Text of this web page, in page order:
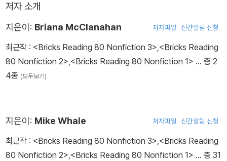
저자 소개
지은이: Briana McClanahan 저자파일 신간알림 신청
최근작 : <Bricks Reading 80 Nonfiction 3>,<Bricks Reading
80 Nonfiction 2>,<Bricks Reading 80 Nonfiction 1> … 총 2
4종 (모두보기)
지은이: Mike Whale 저자파일 신간알림 신청
최근작 : <Bricks Reading 80 Nonfiction 3>,<Bricks Reading
80 Nonfiction 2>,<Bricks Reading 80 Nonfiction 1> … 총 31